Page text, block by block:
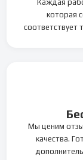
Каждая
которая
соответствует
Мы ценим
качества.